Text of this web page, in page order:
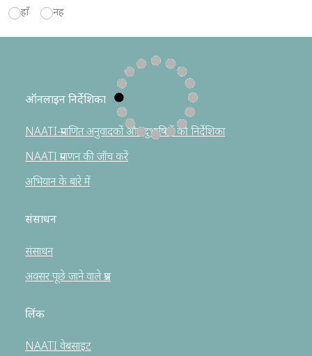
हाँ नहीं
ऑनलाइन निर्देशिका
NAATI-प्रमाणित अनुवादकों और दुभाषियों की निर्देशिका
NAATI प्रमाणन की जाँच करें
अभियान के बारे में
संसाधन
संसाधन
अक्सर पूछे जाने वाले प्रश्न
लिंक
NAATI वेबसाइट